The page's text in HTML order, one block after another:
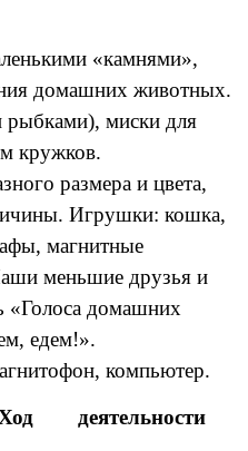
«камнями»,
домашних животных.
рыбками), миски для
кружков.
размера и цвета,
Игрушки: кошка,
магнитные
меньшие друзья и
«Голоса домашних
едем!».
компьютер.
деятельности